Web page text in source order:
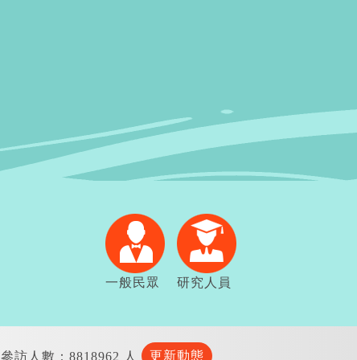
一般民眾 研究人員
參訪人數：8818962 人 更新動態